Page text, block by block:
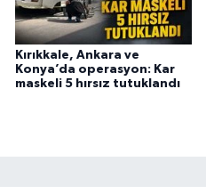
Kırıkkale, Ankara ve
Konya’da operasyon: Kar
maskeli 5 hırsız tutuklandı